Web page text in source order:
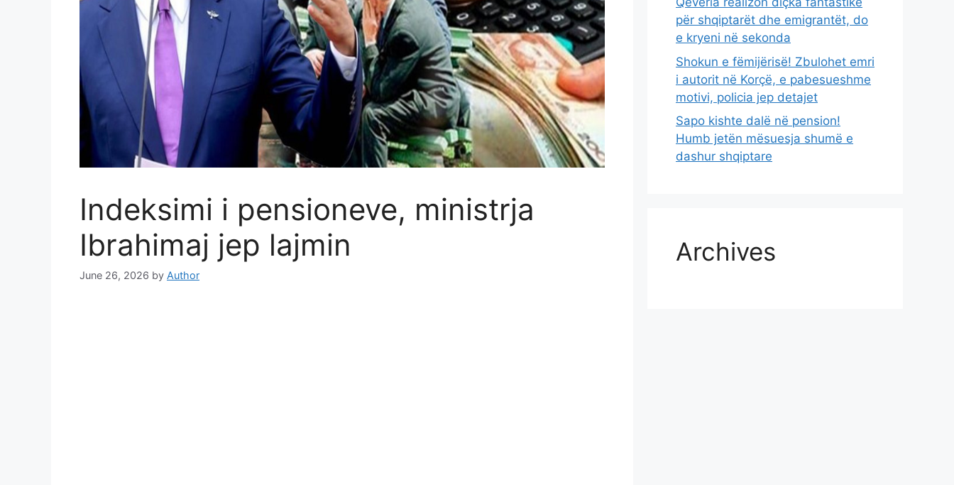
Indeksimi i pensioneve, ministrja
Ibrahimaj jep lajmin
June 26, 2026 by Author
për shqiptarët dhe emigrantët, do
e kryeni në sekonda
Shokun e fëmijërisë! Zbulohet emri
i autorit në Korçë, e pabesueshme
motivi, policia jep detajet
Sapo kishte dalë në pension!
Humb jetën mësuesja shumë e
dashur shqiptare
Archives